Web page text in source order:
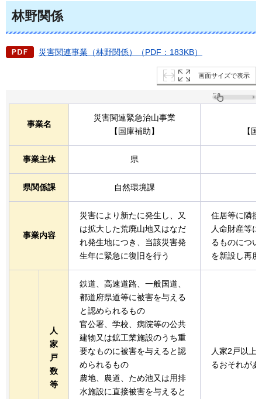
林野関係
災害関連事業（林野関係）（PDF：183KB）
画面サイズで表示
事業名
災害関連緊急治山事業
【国庫補助】
【
事業主体 県
県関係課 自然環境課
事業内容
災害により新たに発生し、又
は拡大した荒廃山地又はなだ
れ発生地につき、当該災害発
生年に緊急に復旧を行う
住居等に隣
人命財産等
るものにつ
を新設し再
人
家
戸
数
等
鉄道、高速道路、一般国道、
都道府県道等に被害を与える
と認められるもの
官公署、学校、病院等の公共
建物又は鉱工業施設のうち重
要なものに被害を与えると認
められるもの
農地、農道、ため池又は用排
水施設に直接被害を与えると
人家2戸以上
るおそれが